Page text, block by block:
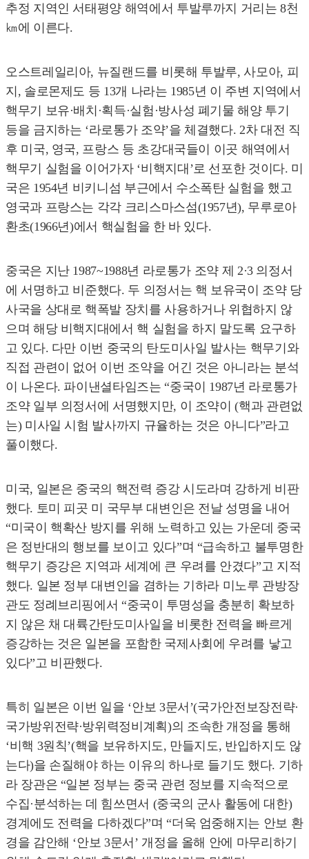
추정 지역인 서태평양 해역에서 투발루까지 거리는 8천
㎞에 이른다.
오스트레일리아, 뉴질랜드를 비롯해 투발루, 사모아, 피
지, 솔로몬제도 등 13개 나라는 1985년 이 주변 지역에서
핵무기 보유·배치·획득·실험·방사성 폐기물 해양 투기
등을 금지하는 ‘라로통가 조약’을 체결했다. 2차 대전 직
후 미국, 영국, 프랑스 등 초강대국들이 이곳 해역에서
핵무기 실험을 이어가자 ‘비핵지대’로 선포한 것이다. 미
국은 1954년 비키니섬 부근에서 수소폭탄 실험을 했고
영국과 프랑스는 각각 크리스마스섬(1957년), 무루로아
환초(1966년)에서 핵실험을 한 바 있다.
중국은 지난 1987~1988년 라로통가 조약 제 2·3 의정서
에 서명하고 비준했다. 두 의정서는 핵 보유국이 조약 당
사국을 상대로 핵폭발 장치를 사용하거나 위협하지 않
으며 해당 비핵지대에서 핵 실험을 하지 말도록 요구하
고 있다. 다만 이번 중국의 탄도미사일 발사는 핵무기와
직접 관련이 없어 이번 조약을 어긴 것은 아니라는 분석
이 나온다. 파이낸셜타임즈는 “중국이 1987년 라로통가
조약 일부 의정서에 서명했지만, 이 조약이 (핵과 관련없
는) 미사일 시험 발사까지 규율하는 것은 아니다”라고
풀이했다.
미국, 일본은 중국의 핵전력 증강 시도라며 강하게 비판
했다. 토미 피곳 미 국무부 대변인은 전날 성명을 내어
“미국이 핵확산 방지를 위해 노력하고 있는 가운데 중국
은 정반대의 행보를 보이고 있다”며 “급속하고 불투명한
핵무기 증강은 지역과 세계에 큰 우려를 안겼다”고 지적
했다. 일본 정부 대변인을 겸하는 기하라 미노루 관방장
관도 정례브리핑에서 “중국이 투명성을 충분히 확보하
지 않은 채 대륙간탄도미사일을 비롯한 전력을 빠르게
증강하는 것은 일본을 포함한 국제사회에 우려를 낳고
있다”고 비판했다.
특히 일본은 이번 일을 ‘안보 3문서’(국가안전보장전략·
국가방위전략·방위력정비계획)의 조속한 개정을 통해
‘비핵 3원칙’(핵을 보유하지도, 만들지도, 반입하지도 않
는다)을 손질해야 하는 이유의 하나로 들기도 했다. 기하
라 장관은 “일본 정부는 중국 관련 정보를 지속적으로
수집·분석하는 데 힘쓰면서 (중국의 군사 활동에 대한)
경계에도 전력을 다하겠다”며 “더욱 엄중해지는 안보 환
경을 감안해 ‘안보 3문서’ 개정을 올해 안에 마무리하기